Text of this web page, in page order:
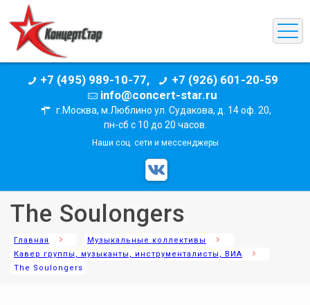
+7 (495) 989-10-77,
+7 (926) 601-20-59
info@concert-star.ru
г.Москва, м.Люблино ул. Судакова, д. 14 оф. 20,
пн-сб с 10 до 20 часов.
Наши соц. сети и мессенджеры
The Soulongers
Главная
Музыкальные коллективы
Кавер группы, музыканты, инструменталисты, ВИА
The Soulongers